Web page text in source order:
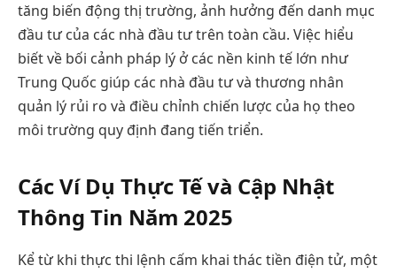
tăng biến động thị trường, ảnh hưởng đến danh mục
đầu tư của các nhà đầu tư trên toàn cầu. Việc hiểu
biết về bối cảnh pháp lý ở các nền kinh tế lớn như
Trung Quốc giúp các nhà đầu tư và thương nhân
quản lý rủi ro và điều chỉnh chiến lược của họ theo
môi trường quy định đang tiến triển.
Các Ví Dụ Thực Tế và Cập Nhật
Thông Tin Năm 2025
Kể từ khi thực thi lệnh cấm khai thác tiền điện tử, một